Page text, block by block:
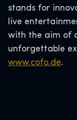
stands for
live
with the aim of
unforgettable
www.cofo.de.